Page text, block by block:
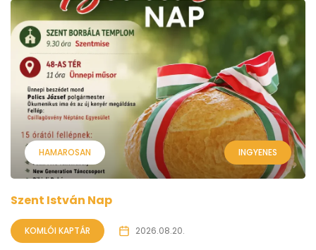
HAMAROSAN INGYENES
Szent István Nap
KOMLÓI KAPTÁR 2026.08.20.